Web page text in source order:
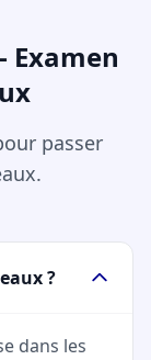
passer
?
dans les